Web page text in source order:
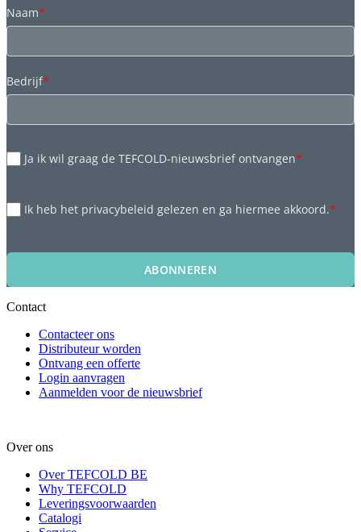
Naam*
Bedrijf*
Ja ik wil graag de TEFCOLD-nieuwsbrief ontvangen*
Ik heb het privacybeleid gelezen en ga hiermee akkoord.*
ABONNEREN
Contact
Contacteer ons
Distributeur worden
Ontvang een offerte
Login aanvragen
Aanmelden voor de nieuwsbrief
Over ons
Over TEFCOLD BE
Why TEFCOLD
Leveringsvoorwaarden
Catalogi